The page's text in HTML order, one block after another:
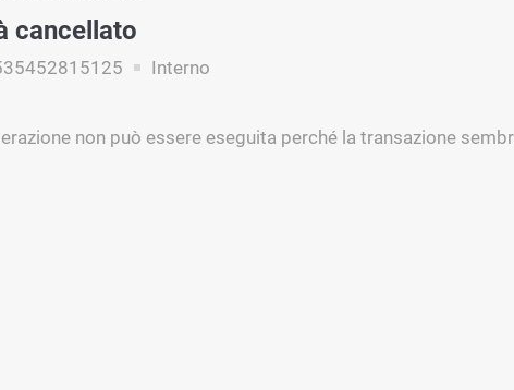
cancellato
Interno
non può essere eseguita perché la transazione